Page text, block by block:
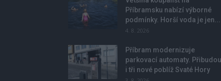
Příbramsku nabízí výborné
podmínky. Horší voda je jen...
4. 8. 2026
Příbram modernizuje
parkovací automaty. Přibudou
i tři nové poblíž Svaté Hory